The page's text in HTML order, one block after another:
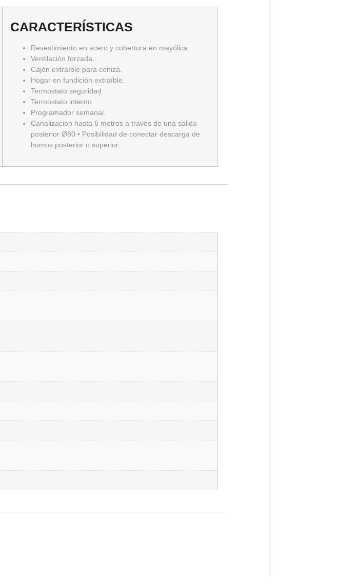
CARACTERÍSTICAS
Revestimiento en acero y cobertura en mayólica.
Ventilación forzada.
Cajón extraíble para ceniza.
Hogar en fundición extraíble.
Termostato seguridad.
Termostato interno.
Programador semanal.
Canalización hasta 6 metros a través de una salida
posterior Ø80 • Posibilidad de conectar descarga de
humos posterior o superior.